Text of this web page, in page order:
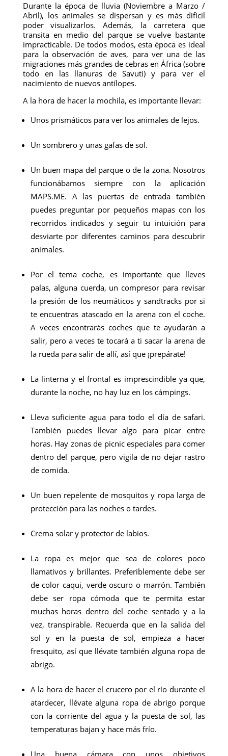
Durante la época de lluvia (Noviembre a Marzo /
Abril), los animales se dispersan y es más difícil
poder visualizarlos. Además, la carretera que
transita en medio del parque se vuelve bastante
impracticable. De todos modos, esta época es ideal
para la observación de aves, para ver una de las
migraciones más grandes de cebras en África (sobre
todo en las llanuras de Savuti) y para ver el
nacimiento de nuevos antílopes.
A la hora de hacer la mochila, es importante llevar:
Unos prismáticos para ver los animales de lejos.
Un sombrero y unas gafas de sol.
Un buen mapa del parque o de la zona. Nosotros
funcionábamos siempre con la aplicación
MAPS.ME. A las puertas de entrada también
puedes preguntar por pequeños mapas con los
recorridos indicados y seguir tu intuición para
desviarte por diferentes caminos para descubrir
animales.
Por el tema coche, es importante que lleves
palas, alguna cuerda, un compresor para revisar
la presión de los neumáticos y sandtracks por si
te encuentras atascado en la arena con el coche.
A veces encontrarás coches que te ayudarán a
salir, pero a veces te tocará a ti sacar la arena de
la rueda para salir de allí, así que ¡prepárate!
La linterna y el frontal es imprescindible ya que,
durante la noche, no hay luz en los cámpings.
Lleva suficiente agua para todo el día de safari.
También puedes llevar algo para picar entre
horas. Hay zonas de picnic especiales para comer
dentro del parque, pero vigila de no dejar rastro
de comida.
Un buen repelente de mosquitos y ropa larga de
protección para las noches o tardes.
Crema solar y protector de labios.
La ropa es mejor que sea de colores poco
llamativos y brillantes. Preferiblemente debe ser
de color caqui, verde oscuro o marrón. También
debe ser ropa cómoda que te permita estar
muchas horas dentro del coche sentado y a la
vez, transpirable. Recuerda que en la salida del
sol y en la puesta de sol, empieza a hacer
fresquito, así que llévate también alguna ropa de
abrigo.
A la hora de hacer el crucero por el río durante el
atardecer, llévate alguna ropa de abrigo porque
con la corriente del agua y la puesta de sol, las
temperaturas bajan y hace más frío.
Una buena cámara con unos objetivos